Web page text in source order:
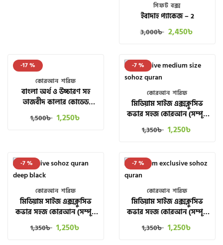
গিফট বক্স
ইবাদাহ প্যাকেজ – 2
3,000৳ 2,450৳
-17 %
কোরআন শরিফ
বাংলা অর্থ ও উচ্চারণ সহ
তাজবীদ কালার কোডেড
RAINBOW কুরআন প্রিমিয়াম
স্ট্যান্ড সহ
1,500৳ 1,250৳
-7 %
কোরআন শরিফ
মিডিয়াম সাইজ এক্সক্লুসিভ
কভার সহজ কোরআন (সম্পূর্ণ
৩০ পারা)
1,350৳ 1,250৳
-7 %
কোরআন শরিফ
মিডিয়াম সাইজ এক্সক্লুসিভ
কভার সহজ কোরআন (সম্পূর্ণ
৩০ পারা) DEEP BLACK
1,350৳ 1,250৳
-7 %
কোরআন শরিফ
মিডিয়াম সাইজ এক্সক্লুসিভ
কভার সহজ কোরআন (সম্পূর্ণ
৩০ পারা) LIGHT BLACK
1,350৳ 1,250৳